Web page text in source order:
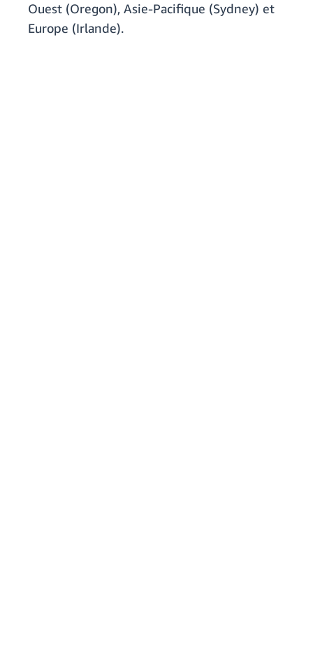
Ouest (Oregon), Asie-Pacifique (Sydney) et
Europe (Irlande).